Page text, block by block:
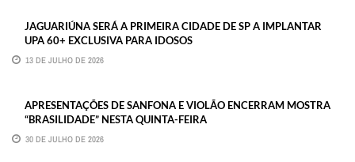
JAGUARIÚNA SERÁ A PRIMEIRA CIDADE DE SP A IMPLANTAR
UPA 60+ EXCLUSIVA PARA IDOSOS
13 DE JULHO DE 2026
APRESENTAÇÕES DE SANFONA E VIOLÃO ENCERRAM MOSTRA
“BRASILIDADE” NESTA QUINTA-FEIRA
30 DE JULHO DE 2026